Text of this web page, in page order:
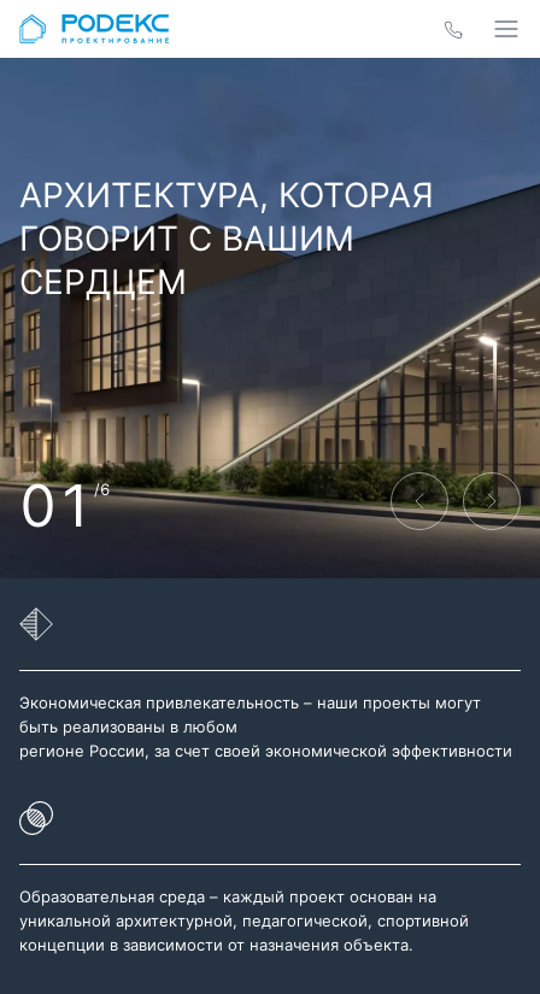
АРХИТЕКТУРА, КОТОРАЯ
ГОВОРИТ С ВАШИМ
СЕРДЦЕМ
01/6
Экономическая привлекательность – наши проекты могут
быть реализованы в любом
регионе России, за счет своей экономической эффективности
Образовательная среда – каждый проект основан на
уникальной архитектурной, педагогической, спортивной
концепции в зависимости от назначения объекта.